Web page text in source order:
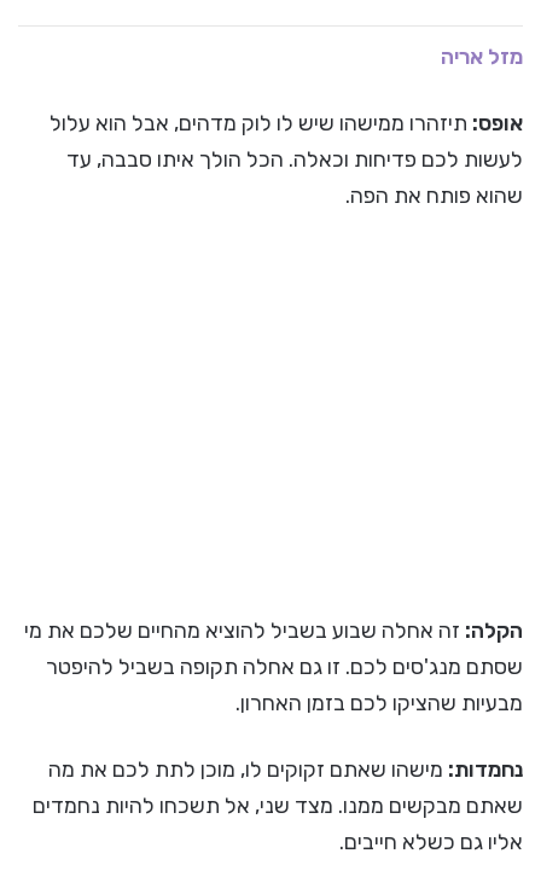
מזל אריה
אופס: תיזהרו ממישהו שיש לו לוק מדהים, אבל הוא עלול
לעשות לכם פדיחות וכאלה. הכל הולך איתו סבבה, עד
שהוא פותח את הפה.
הקלה: זה אחלה שבוע בשביל להוציא מהחיים שלכם את מי
שסתם מנג'סים לכם. זו גם אחלה תקופה בשביל להיפטר
מבעיות שהציקו לכם בזמן האחרון.
נחמדות: מישהו שאתם זקוקים לו, מוכן לתת לכם את מה
שאתם מבקשים ממנו. מצד שני, אל תשכחו להיות נחמדים
אליו גם כשלא חייבים.